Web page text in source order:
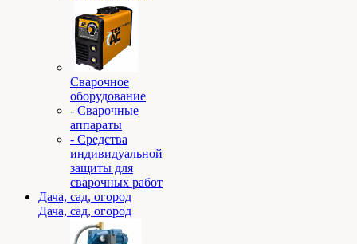
Сварочное
оборудование
- Сварочные
аппараты
- Средства
индивидуальной
защиты для
сварочных работ
Дача, сад, огород
Дача, сад, огород